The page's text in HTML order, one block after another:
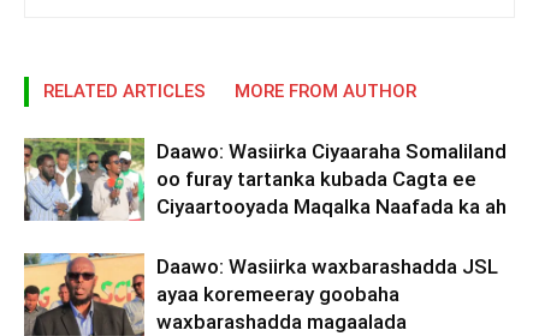
RELATED ARTICLES MORE FROM AUTHOR
Daawo: Wasiirka Ciyaaraha Somaliland
oo furay tartanka kubada Cagta ee
Ciyaartooyada Maqalka Naafada ka ah
Daawo: Wasiirka waxbarashadda JSL
ayaa koremeeray goobaha
waxbarashadda magaalada